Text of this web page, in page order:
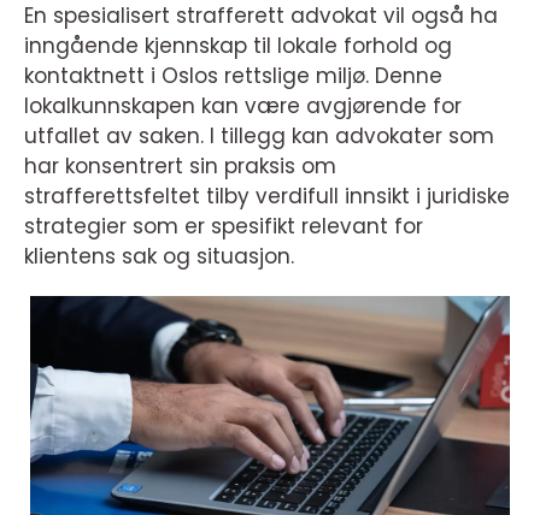
En spesialisert strafferett advokat vil også ha
inngående kjennskap til lokale forhold og
kontaktnett i Oslos rettslige miljø. Denne
lokalkunnskapen kan være avgjørende for
utfallet av saken. I tillegg kan advokater som
har konsentrert sin praksis om
strafferettsfeltet tilby verdifull innsikt i juridiske
strategier som er spesifikt relevant for
klientens sak og situasjon.